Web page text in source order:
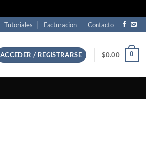
Tutoriales Facturacion Contacto
ACCEDER / REGISTRARSE $0.00 0